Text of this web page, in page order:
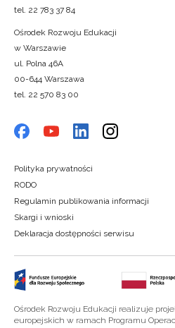
tel. 22 783 37 84
Ośrodek Rozwoju Edukacji
w Warszawie
ul. Polna 46A
00-644 Warszawa
tel. 22 570 83 00
Polityka prywatności
RODO
Regulamin publikowania informacji
Skargi i wnioski
Deklaracja dostępności serwisu
Ośrodek Rozwoju Edukacji realizuje
europejskich w ramach Programu